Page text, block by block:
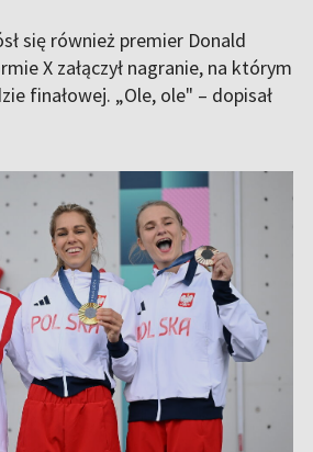
się również premier Donald
X załączył nagranie, na którym
finałowej. „Ole, ole" – dopisał